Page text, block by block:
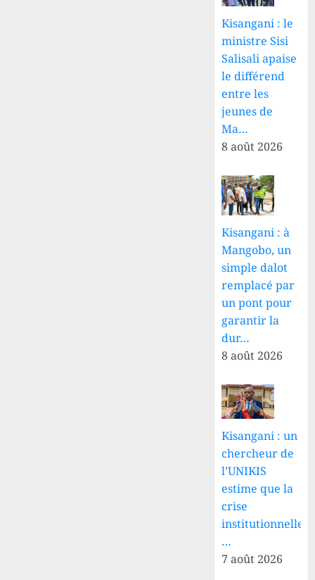
Kisangani : le
ministre Sisi
Salisali apaise
le différend
entre les
jeunes de
Ma…
8 août 2026
Kisangani : à
Mangobo, un
simple dalot
remplacé par
un pont pour
garantir la
dur…
8 août 2026
Kisangani : un
chercheur de
l’UNIKIS
estime que la
crise
institutionnelle
…
7 août 2026